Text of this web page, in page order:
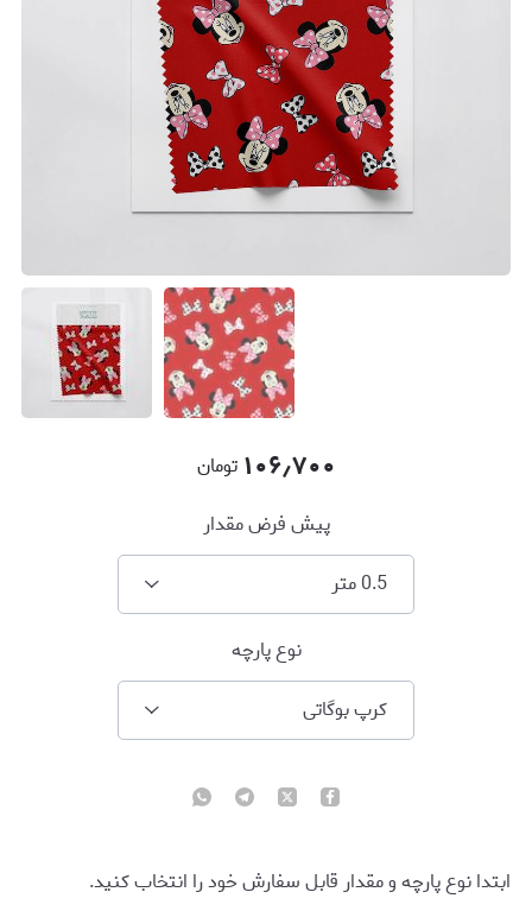
۱۰۶٫۷۰۰ تومان
پیش فرض مقدار
0.5 متر
نوع پارچه
کرپ بوگاتی
ابتدا نوع پارچه و مقدار قابل سفارش خود را انتخاب کنید.